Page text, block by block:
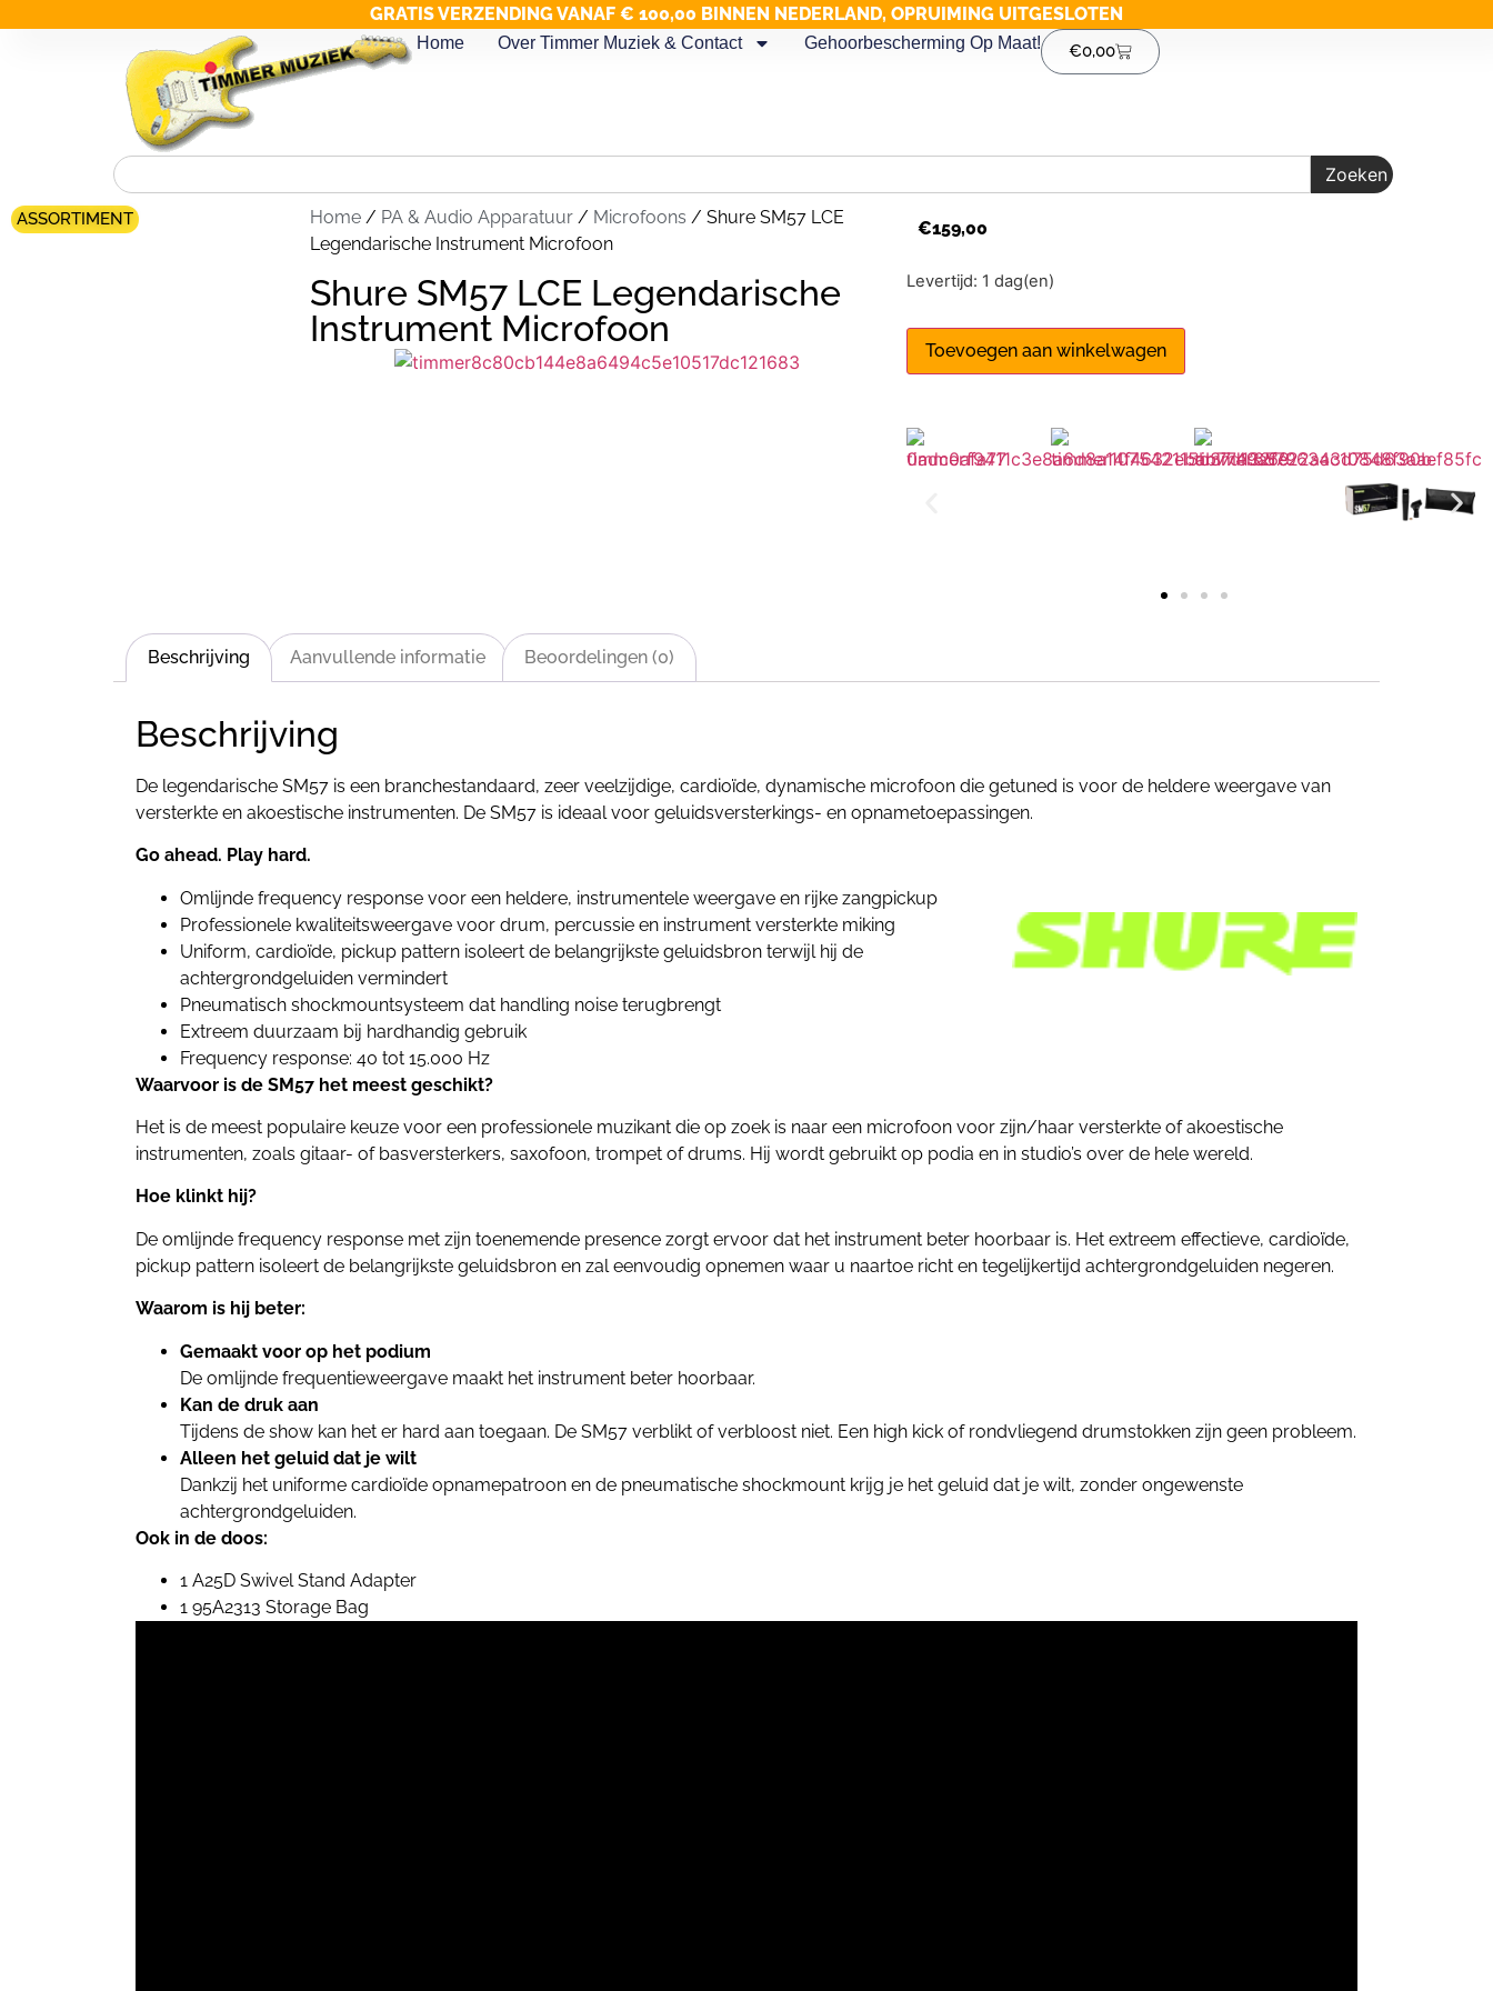
GRATIS VERZENDING VANAF € 100,00 BINNEN NEDERLAND, OPRUIMING UITGESLOTEN
Home Over Timmer Muziek & Contact Gehoorbescherming Op Maat! €0,00
Zoeken
ASSORTIMENT Home/ PA & Audio Apparatuur/ Microfoons / Shure SM57 LCE
Legendarische Instrument Microfoon
Shure SM57 LCE Legendarische
Instrument Microfoon
€159,00
Levertijd: 1 dag(en)
Toevoegen aan winkelwagen
Beschrijving Aanvullende informatie Beoordelingen (0)
Beschrijving
De legendarische SM57 is een branchestandaard, zeer veelzijdige, cardioïde, dynamische microfoon die getuned is voor de heldere weergave van
versterkte en akoestische instrumenten. De SM57 is ideaal voor geluidsversterkings- en opnametoepassingen.
Go ahead. Play hard.
Omlijnde frequency response voor een heldere, instrumentele weergave en rijke zangpickup
Professionele kwaliteitsweergave voor drum, percussie en instrument versterkte miking
Uniform, cardioïde, pickup pattern isoleert de belangrijkste geluidsbron terwijl hij de
achtergrondgeluiden vermindert
Pneumatisch shockmountsysteem dat handling noise terugbrengt
Extreem duurzaam bij hardhandig gebruik
Frequency response: 40 tot 15.000 Hz
Waarvoor is de SM57 het meest geschikt?
Het is de meest populaire keuze voor een professionele muzikant die op zoek is naar een microfoon voor zijn/haar versterkte of akoestische
instrumenten, zoals gitaar- of basversterkers, saxofoon, trompet of drums. Hij wordt gebruikt op podia en in studio’s over de hele wereld.
Hoe klinkt hij?
De omlijnde frequency response met zijn toenemende presence zorgt ervoor dat het instrument beter hoorbaar is. Het extreem effectieve, cardioïde,
pickup pattern isoleert de belangrijkste geluidsbron en zal eenvoudig opnemen waar u naartoe richt en tegelijkertijd achtergrondgeluiden negeren.
Waarom is hij beter:
Gemaakt voor op het podium
De omlijnde frequentieweergave maakt het instrument beter hoorbaar.
Kan de druk aan
Tijdens de show kan het er hard aan toegaan. De SM57 verblikt of verbloost niet. Een high kick of rondvliegend drumstokken zijn geen probleem.
Alleen het geluid dat je wilt
Dankzij het uniforme cardioïde opnamepatroon en de pneumatische shockmount krijg je het geluid dat je wilt, zonder ongewenste
achtergrondgeluiden.
Ook in de doos:
1 A25D Swivel Stand Adapter
1 95A2313 Storage Bag